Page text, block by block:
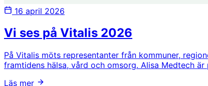
16 april 2026
Vi ses på Vitalis 2026
På Vitalis möts representanter från kommuner,
framtidens hälsa, vård och omsorg. Alisa Medtech
Läs mer